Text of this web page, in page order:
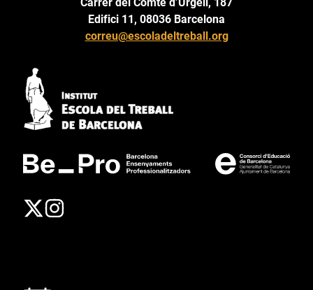
Edifici 11, 08036 Barcelona
correu@escoladeltreball.org